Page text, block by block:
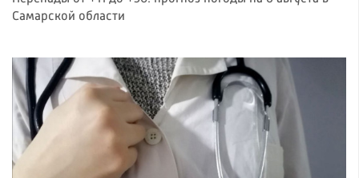
Самарской области